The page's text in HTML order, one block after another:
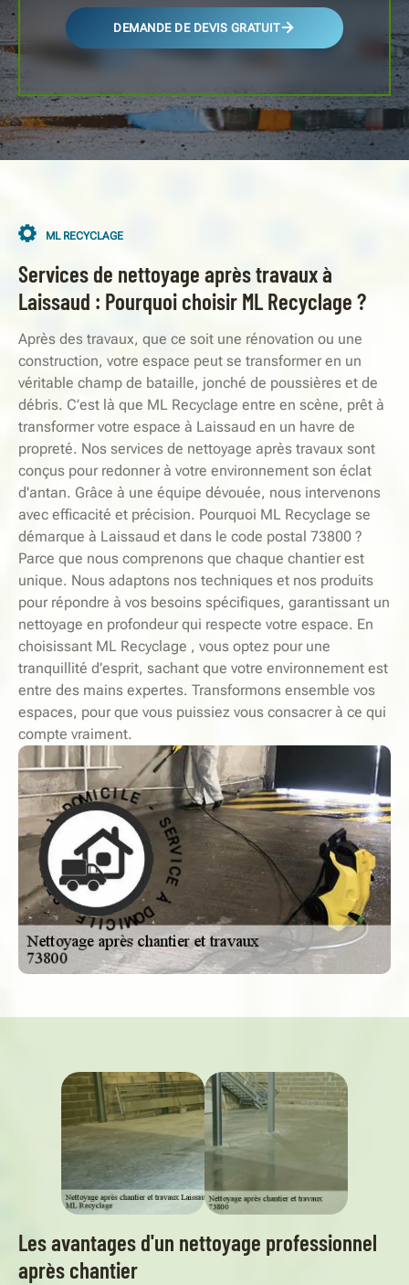
DEMANDE DE DEVIS GRATUIT
ML RECYCLAGE
Services de nettoyage après travaux à
Laissaud : Pourquoi choisir ML Recyclage ?
Après des travaux, que ce soit une rénovation ou une
construction, votre espace peut se transformer en un
véritable champ de bataille, jonché de poussières et de
débris. C’est là que ML Recyclage entre en scène, prêt à
transformer votre espace à Laissaud en un havre de
propreté. Nos services de nettoyage après travaux sont
conçus pour redonner à votre environnement son éclat
d'antan. Grâce à une équipe dévouée, nous intervenons
avec efficacité et précision. Pourquoi ML Recyclage se
démarque à Laissaud et dans le code postal 73800 ?
Parce que nous comprenons que chaque chantier est
unique. Nous adaptons nos techniques et nos produits
pour répondre à vos besoins spécifiques, garantissant un
nettoyage en profondeur qui respecte votre espace. En
choisissant ML Recyclage , vous optez pour une
tranquillité d’esprit, sachant que votre environnement est
entre des mains expertes. Transformons ensemble vos
espaces, pour que vous puissiez vous consacrer à ce qui
compte vraiment.
S
E
R
V
I
C
E
À
D
O
M
I
CILE - SER
VI
C
E
À
D
O
M
I
C
I
L
E
-
Les avantages d'un nettoyage professionnel
après chantier